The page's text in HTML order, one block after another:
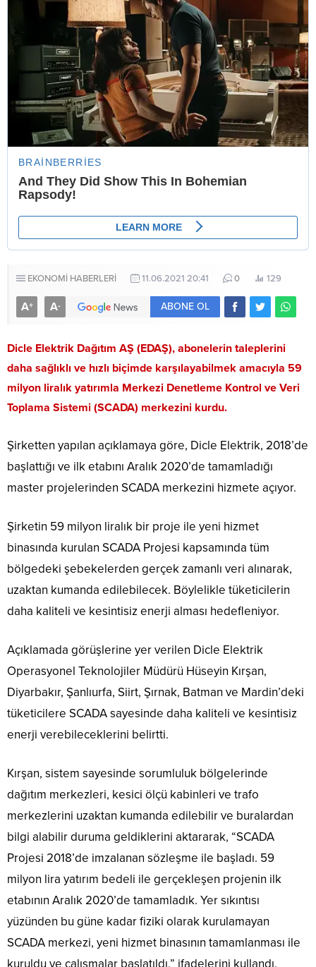
EKONOMİ HABERLERİ 11.06.2021 20:41 0 129
A+ A- ABONE OL
Dicle Elektrik Dağıtım AŞ (EDAŞ), abonelerin taleplerini
daha sağlıklı ve hızlı biçimde karşılayabilmek amacıyla 59
milyon liralık yatırımla Merkezi Denetleme Kontrol ve Veri
Toplama Sistemi (SCADA) merkezini kurdu.
Şirketten yapılan açıklamaya göre, Dicle Elektrik, 2018’de
başlattığı ve ilk etabını Aralık 2020’de tamamladığı
master projelerinden SCADA merkezini hizmete açıyor.
Şirketin 59 milyon liralık bir proje ile yeni hizmet
binasında kurulan SCADA Projesi kapsamında tüm
bölgedeki şebekelerden gerçek zamanlı veri alınarak,
uzaktan kumanda edilebilecek. Böylelikle tüketicilerin
daha kaliteli ve kesintisiz enerji alması hedefleniyor.
Açıklamada görüşlerine yer verilen Dicle Elektrik
Operasyonel Teknolojiler Müdürü Hüseyin Kırşan,
Diyarbakır, Şanlıurfa, Siirt, Şırnak, Batman ve Mardin’deki
tüketicilere SCADA sayesinde daha kaliteli ve kesintisiz
enerji verebileceklerini belirtti.
Kırşan, sistem sayesinde sorumluluk bölgelerinde
dağıtım merkezleri, kesici ölçü kabinleri ve trafo
merkezlerini uzaktan kumanda edilebilir ve buralardan
bilgi alabilir duruma geldiklerini aktararak, “SCADA
Projesi 2018’de imzalanan sözleşme ile başladı. 59
milyon lira yatırım bedeli ile gerçekleşen projenin ilk
etabının Aralık 2020’de tamamladık. Yer sıkıntısı
yüzünden bu güne kadar fiziki olarak kurulamayan
SCADA merkezi, yeni hizmet binasının tamamlanması ile
kuruldu ve çalışmalar başlatıldı.” ifadelerini kullandı.